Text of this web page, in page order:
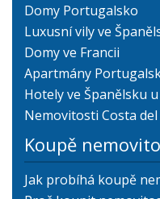
Domy Portugalsko
Luxusní vily ve
Domy ve Francii
Apartmány
Hotely ve Španělsku
Nemovitosti Costa del
Koupě
Jak probíhá koupě